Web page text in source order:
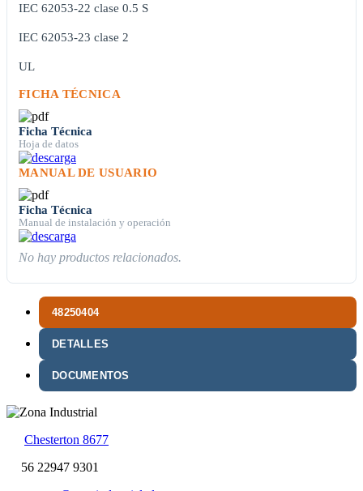
48250404
DETALLES
DOCUMENTOS
IEC 62053-22 clase 0.5 S
IEC 62053-23 clase 2
UL
FICHA TÉCNICA
Ficha Técnica
Hoja de datos
MANUAL DE USUARIO
Ficha Técnica
Manual de instalación y operación
No hay productos relacionados.
Chesterton 8677
56 22947 9301